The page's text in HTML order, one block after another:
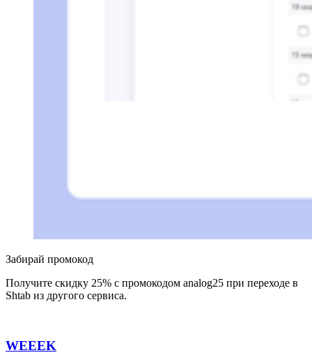
Забирай промокод
Получите скидку 25% с промокодом analog25 при переходе в
Shtab из другого сервиса.
WEEEK